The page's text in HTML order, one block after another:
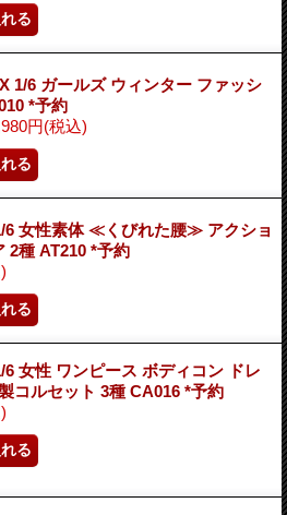
1/6 ガールズ ウィンター ファッシ
*予約
円(税込)
女性素体 ≪くびれた腰≫ アクショ
2種 AT210 *予約
女性 ワンピース ボディコン ドレ
コルセット 3種 CA016 *予約